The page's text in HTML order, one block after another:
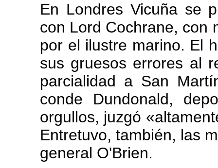
En Londres Vicuña se
con Lord Cochrane, con
por el ilustre marino. El
sus gruesos errores al
parcialidad a San
conde Dundonald,
orgullos, juzgó
Entretuvo, también, las
general O'Brien.